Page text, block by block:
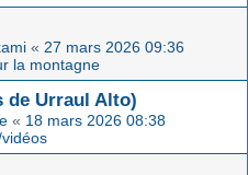
« 27 mars 2026 09:36
la montagne
de Urraul Alto)
« 18 mars 2026 08:38